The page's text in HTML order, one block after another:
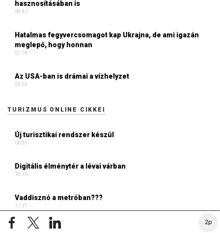
2p
hasznosításában is
08:40
Hatalmas fegyvercsomagot kap Ukrajna, de ami igazán
meglepő, hogy honnan
07:18
Az USA-ban is drámai a vízhelyzet
06:54
TURIZMUS ONLINE CIKKEI
Új turisztikai rendszer készül
06:35
Digitális élménytér a lévai várban
18:10
Vaddisznó a metróban???
17:37
Átalakult a balatoni turizmus, a last minute ma már a